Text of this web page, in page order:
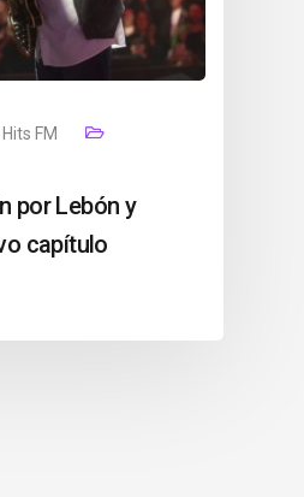
Hits FM
por Lebón y
capítulo